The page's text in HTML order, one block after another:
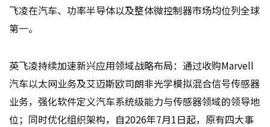
飞凌在汽车、功率半导体以及整体微控制器市场均位列全球
第一。
英飞凌持续加速新兴应用领域战略布局：通过收购Marvell
汽车以太网业务及艾迈斯欧司朗非光学模拟混合信号传感器
业务，强化软件定义汽车系统级能力与传感器领域的领导地
位；同时优化组织架构，自2026年7月1日起，原有四大事